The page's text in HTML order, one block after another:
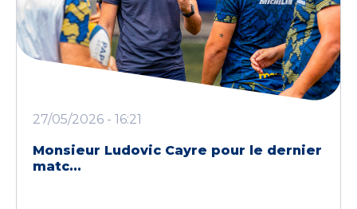
27/05/2026 - 16:21
Monsieur Ludovic Cayre pour le dernier
matc...